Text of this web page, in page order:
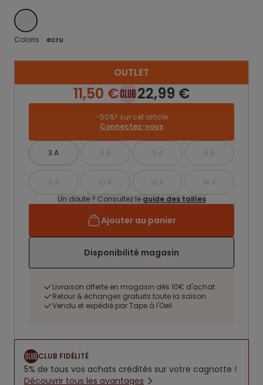
ECRU
Coloris : ecru
OUTLET
11,50 € 22,99 €
-50%* sur cet article
Connectez-vous
3 A 4 A 5 A 6 A
8 A 10 A 12 A
14 A
Un doute ? Consultez le guide des tailles
Ajouter au panier
Disponibilité magasin
Livraison offerte en magasin dès 10€ d'achat
Retour & échanges gratuits toute la saison
Vendu et expédié par Tape à l'Oeil
CLUB FIDÉLITÉ
5% de tous vos achats crédités sur votre cagnotte !
Découvrir tous les avantages